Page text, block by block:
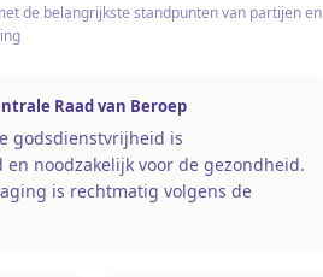
de belangrijkste standpunten van partijen en
Raad van Beroep
godsdienstvrijheid is
noodzakelijk voor de gezondheid.
is rechtmatig volgens de